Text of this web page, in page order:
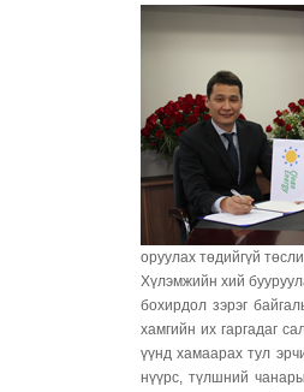
оруулах төдийгүй
Хүлэмжийн хий
бохирдол зэрэг
хамгийн их гаргадаг
үүнд хамаарах тул
нүүрс, түлшний